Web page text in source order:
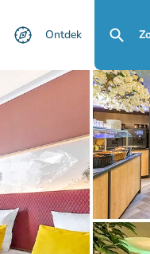
Ontdek